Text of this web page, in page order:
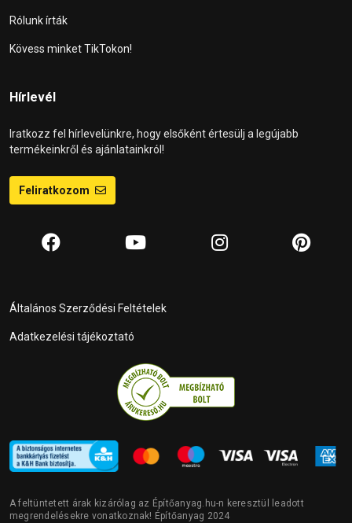
Rólunk írták
Kövess minket TikTokon!
Hírlevél
Iratkozz fel hírlevelünkre, hogy elsőként értesülj a legújabb
termékeinkről és ajánlatainkról!
Feliratkozom
Általános Szerződési Feltételek
Adatkezelési tájékoztató
A feltüntetett árak kizárólag az Építőanyag.hu-n keresztül leadott
megrendelésekre vonatkoznak! Építőanyag 2024